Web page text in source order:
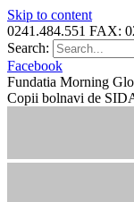
Skip to content
0241.484.551 FAX:
Search:
Facebook
Fundatia Morning
Copii bolnavi de